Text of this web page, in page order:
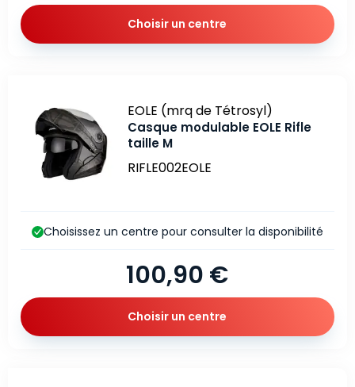
Choisir un centre
Marque
EOLE (mrq de Tétrosyl)
Casque modulable EOLE Rifle
taille M
RIFLE002EOLE
100,90 €
Choisissez un centre pour consulter la disponibilité
Choisir un centre